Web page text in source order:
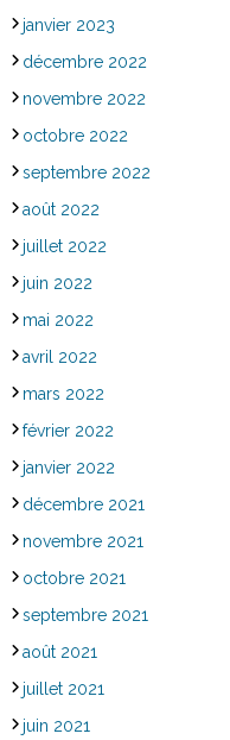
janvier 2023
décembre 2022
novembre 2022
octobre 2022
septembre 2022
août 2022
juillet 2022
juin 2022
mai 2022
avril 2022
mars 2022
février 2022
janvier 2022
décembre 2021
novembre 2021
octobre 2021
septembre 2021
août 2021
juillet 2021
juin 2021